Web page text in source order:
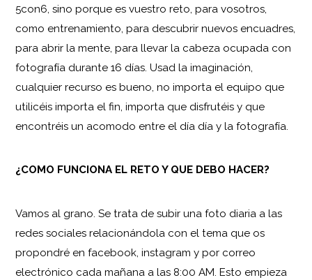
5con6, sino porque es vuestro reto, para vosotros,
como entrenamiento, para descubrir nuevos encuadres,
para abrir la mente, para llevar la cabeza ocupada con
fotografía durante 16 días. Usad la imaginación,
cualquier recurso es bueno, no importa el equipo que
utilicéis importa el fin, importa que disfrutéis y que
encontréis un acomodo entre el día día y la fotografía.
¿COMO FUNCIONA EL RETO Y QUE DEBO HACER?
Vamos al grano. Se trata de subir una foto diaria a las
redes sociales relacionándola con el tema que os
propondré en facebook, instagram y por correo
electrónico cada mañana a las 8:00 AM. Esto empieza